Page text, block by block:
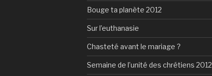
Bouge ta planète 2012
Sur l’euthanasie
Chasteté avant le mariage ?
Semaine de l’unité des chrétiens 2012